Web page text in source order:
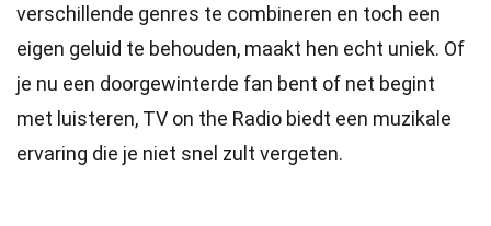
verschillende genres te combineren en toch een
eigen geluid te behouden, maakt hen echt uniek. Of
je nu een doorgewinterde fan bent of net begint
met luisteren, TV on the Radio biedt een muzikale
ervaring die je niet snel zult vergeten.